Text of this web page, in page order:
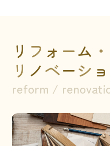
リ フ ォ ーム ・
リ ノベーシ ョ
reform /